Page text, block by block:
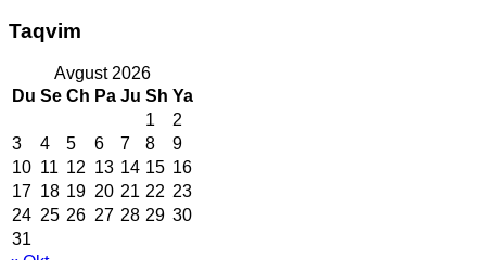
Taqvim
Avgust 2026
Du Se Ch Pa Ju Sh Ya
1
2
3
4 5 6 7 8
9
10 11 12 13 14 15 16
17 18 19 20 21 22 23
24 25 26 27 28 29 30
31